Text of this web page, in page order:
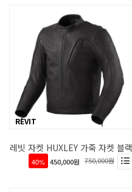
REVIT
레빗 자켓 HUXLEY 가죽 자켓 블랙
40% 450,000원 750,000원